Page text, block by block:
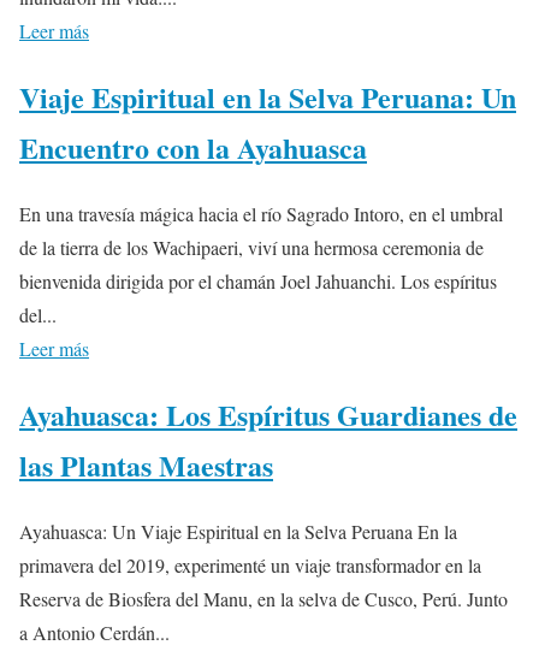
Leer más
Viaje Espiritual en la Selva Peruana: Un
Encuentro con la Ayahuasca
En una travesía mágica hacia el río Sagrado Intoro, en el umbral
de la tierra de los Wachipaeri, viví una hermosa ceremonia de
bienvenida dirigida por el chamán Joel Jahuanchi. Los espíritus
del...
Leer más
Ayahuasca: Los Espíritus Guardianes de
las Plantas Maestras
Ayahuasca: Un Viaje Espiritual en la Selva Peruana En la
primavera del 2019, experimenté un viaje transformador en la
Reserva de Biosfera del Manu, en la selva de Cusco, Perú. Junto
a Antonio Cerdán...